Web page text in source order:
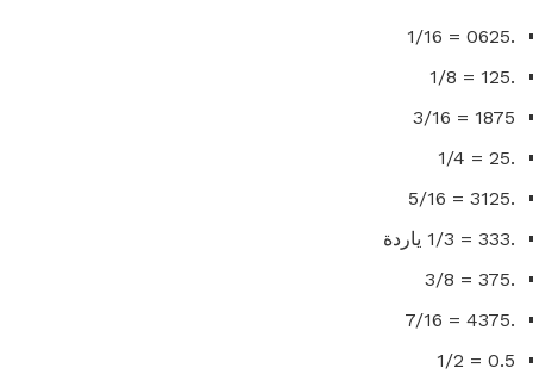
.0625 = 1/16
.125 = 1/8
1875 = 3/16
.25 = 1/4
.3125 = 5/16
.333 = 1/3 ياردة
.375 = 3/8
.4375 = 7/16
0.5 = 1/2